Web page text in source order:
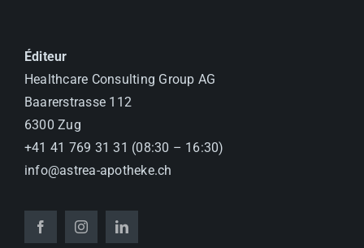
Éditeur
Healthcare Consulting Group AG
Baarerstrasse 112
6300 Zug
+41 41 769 31 31 (08:30 – 16:30)
info@astrea-apotheke.ch